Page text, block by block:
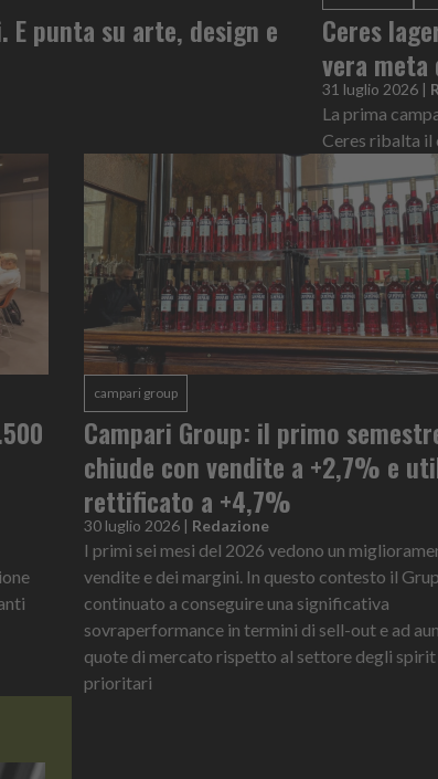
E punta su arte, design e
Ceres
vera
31 luglio 2026 |
La prima
Ceres ribalta il
campari group
Campari Group: il primo
chiude con vendite a +2,7% e
rettificato a +4,7%
30 luglio 2026 | Redazione
I primi sei mesi del 2026 vedono un
vendite e dei margini. In questo contesto il
continuato a conseguire una significativa
sovraperformance in termini di sell-out e ad
quote di mercato rispetto al settore degli spirit
prioritari